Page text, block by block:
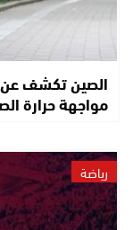
الصين تكشف عن
مواجهة حرارة
رياضة